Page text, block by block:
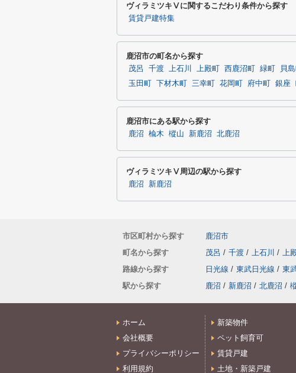
ヴィラミツキⅤに関するこだわり条件から探す
賃貸戸建特集
鹿沼市の町名から探す
茂呂 千渡 上石川 上殿町 西鹿沼町 緑町 貝島
玉田町
下材木町 三幸町 花岡町 府中町 銀座
鹿沼市にある駅から探す
鹿沼 楡木 樅山 新鹿沼 北鹿沼
ヴィラミツキⅤ周辺の駅から探す
鹿沼 新鹿沼
市区町村から探す
鹿沼市
町名から探す
茂呂 / 千渡 / 上石川 / 上
路線から探す
日光線 / 東武日光線 / 東
駅から探す
鹿沼 / 新鹿沼 / 北鹿沼 /
ホーム
会社概要
プライバシーポリシー
利用規約
新築物件
ペット飼育可
賃貸戸建
土地・新築戸建